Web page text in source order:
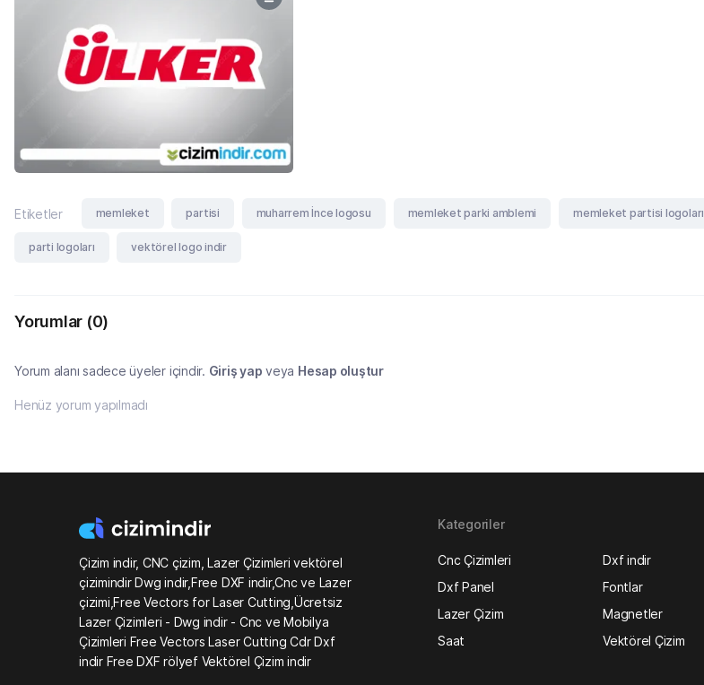
Etiketler memleket partisi muharrem İnce logosu memleket parki amblemi memleket partisi logoları
parti logoları vektörel logo indir
Yorumlar (0)
Yorum alanı sadece üyeler içindir. Giriş yap veya Hesap oluştur
Henüz yorum yapılmadı
Çizim indir, CNC çizim, Lazer Çizimleri vektörel
çizimindir Dwg indir,Free DXF indir,Cnc ve Lazer
çizimi,Free Vectors for Laser Cutting,Ücretsiz
Lazer Çizimleri - Dwg indir - Cnc ve Mobilya
Çizimleri Free Vectors Laser Cutting Cdr Dxf
indir Free DXF rölyef Vektörel Çizim indir
Kategoriler
Cnc Çizimleri
Dxf indir
Dxf Panel
Fontlar
Lazer Çizim
Magnetler
Saat
Vektörel Çizim